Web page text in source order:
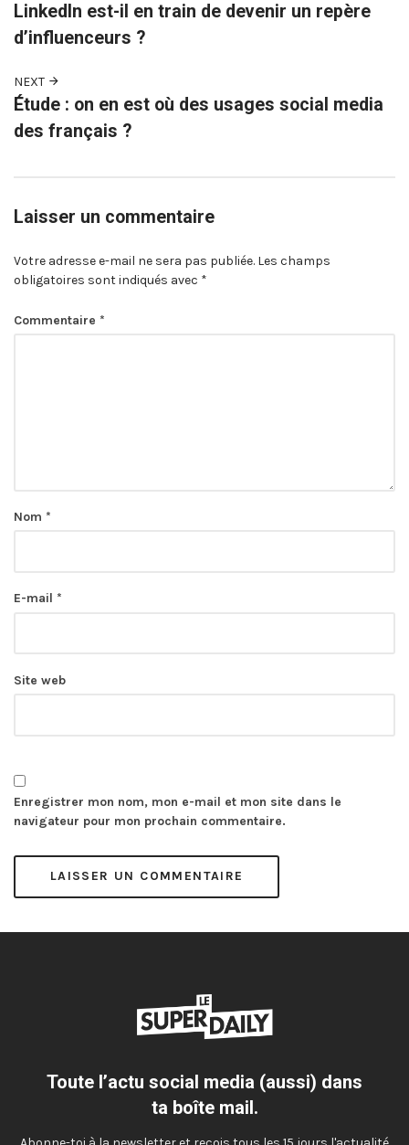
LinkedIn est-il en train de devenir un repère
d’influenceurs ?
NEXT
Étude : on en est où des usages social media
des français ?
Laisser un commentaire
Votre adresse e-mail ne sera pas publiée. Les champs
obligatoires sont indiqués avec *
Commentaire *
Nom *
E-mail *
Site web
Enregistrer mon nom, mon e-mail et mon site dans le
navigateur pour mon prochain commentaire.
Toute l’actu social media (aussi) dans
ta boîte mail.